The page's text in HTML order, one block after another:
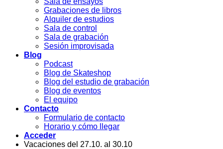
Grabaciones de libros
Alquiler de estudios
Sala de control
Sala de grabación
Sesión improvisada
Blog
Podcast
Blog de Skateshop
Blog del estudio de grabación
Blog de eventos
El equipo
Contacto
Formulario de contacto
Horario y cómo llegar
Acceder
Vacaciones del 27.10. al 30.10